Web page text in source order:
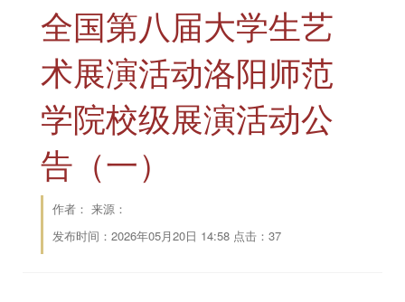
全国第八届大学生艺
术展演活动洛阳师范
学院校级展演活动公
告（一）
作者： 来源：
发布时间：2026年05月20日 14:58 点击： 37